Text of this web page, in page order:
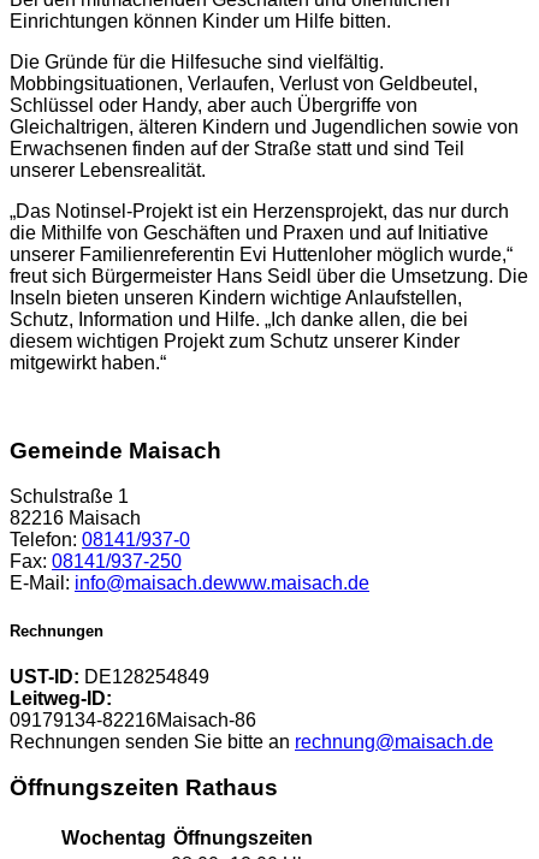
Einrichtungen können Kinder um Hilfe bitten.
Die Gründe für die Hilfesuche sind vielfältig.
Mobbingsituationen, Verlaufen, Verlust von Geldbeutel,
Schlüssel oder Handy, aber auch Übergriffe von
Gleichaltrigen, älteren Kindern und Jugendlichen sowie von
Erwachsenen finden auf der Straße statt und sind Teil
unserer Lebensrealität.
„Das Notinsel-Projekt ist ein Herzensprojekt, das nur durch
die Mithilfe von Geschäften und Praxen und auf Initiative
unserer Familienreferentin Evi Huttenloher möglich wurde,“
freut sich Bürgermeister Hans Seidl über die Umsetzung. Die
Inseln bieten unseren Kindern wichtige Anlaufstellen,
Schutz, Information und Hilfe. „Ich danke allen, die bei
diesem wichtigen Projekt zum Schutz unserer Kinder
mitgewirkt haben.“
Gemeinde Maisach
Schulstraße 1
82216 Maisach
Telefon: 08141/937-0
Fax: 08141/937-250
E-Mail: info@maisach.dewww.maisach.de
Rechnungen
UST-ID: DE128254849
Leitweg-ID:
09179134-82216Maisach-86
Rechnungen senden Sie bitte an rechnung@maisach.de
Öffnungszeiten Rathaus
Wochentag Öffnungszeiten